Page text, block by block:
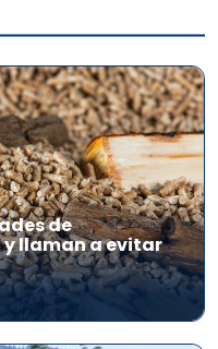
de
llaman a evitar